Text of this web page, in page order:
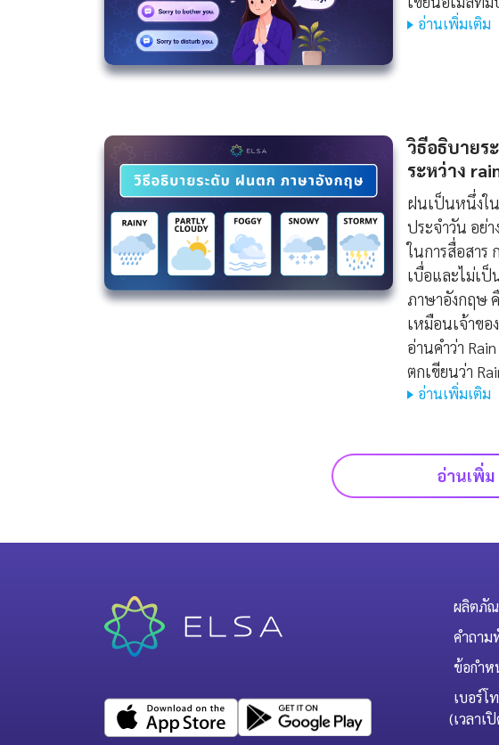
อ่านเพิ่มเติม
วิธีอธิบายร
ระหว่าง
ฝนเป็นหนึ่งใ
ประจำวัน อย่
ในการสื่อสาร
เบื่อและไม่เ
ภาษาอังกฤษ
เหมือนเจ้าขอ
อ่านคำว่า
ตกเขียนว่า
อ่านเพิ่มเติม
อ่านเพิ่ม
ผลิตภั
คำถาม
ข้อกำห
เบอร์โ
(เวลาเ